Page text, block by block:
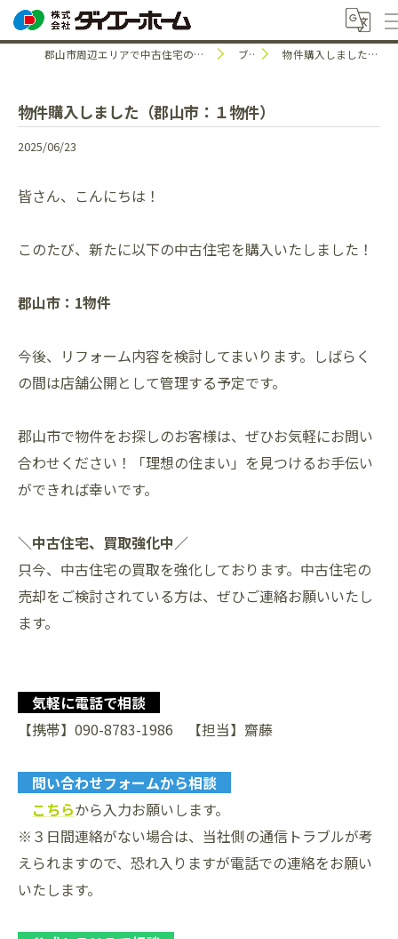
郡山市周辺エリアで中古住宅のことなら株式会社ダイエーホーム ブログ 物件購入しました（郡山市：１物件）
物件購入しました（郡山市：１物件）
2025/06/23
皆さん、こんにちは！
このたび、新たに以下の中古住宅を購入いたしました！
郡山市：1物件
今後、リフォーム内容を検討してまいります。しばらく
の間は店舗公開として管理する予定です。
郡山市で物件をお探しのお客様は、ぜひお気軽にお問い
合わせください！「理想の住まい」を見つけるお手伝い
ができれば幸いです。
＼中古住宅、買取強化中／
只今、中古住宅の買取を強化しております。中古住宅の
売却をご検討されている方は、ぜひご連絡お願いいたし
ます。
気軽に電話で相談
【携帯】090-8783-1986 【担当】齋藤
問い合わせフォームから相談
こちらから入力お願いします。
※３日間連絡がない場合は、当社側の通信トラブルが考
えられますので、恐れ入りますが電話での連絡をお願い
いたします。